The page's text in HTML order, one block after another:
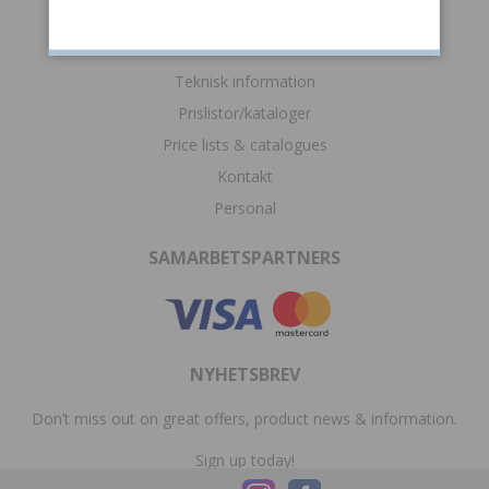
Teknisk information
Prislistor/kataloger
Price lists & catalogues
Kontakt
Personal
SAMARBETSPARTNERS
NYHETSBREV
Don’t miss out on great offers, product news & information.
Sign up today!